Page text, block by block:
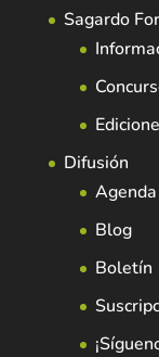
Sagardo
Difusión
Agenda
Blog
Boletín